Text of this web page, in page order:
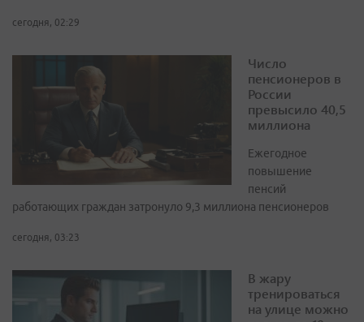
сегодня, 02:29
Число
пенсионеров в
России
превысило 40,5
миллиона
Ежегодное
повышение
пенсий
работающих граждан затронуло 9,3 миллиона пенсионеров
сегодня, 03:23
В жару
тренироваться
на улице можно